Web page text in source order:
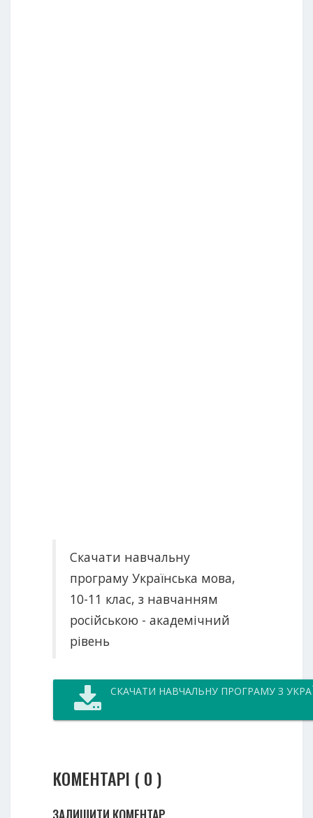
Скачати навчальну
програму Українська мова,
10-11 клас, з навчанням
російською - академічний
рівень
СКАЧАТИ НАВЧАЛЬНУ ПРОГРАМУ З
КОМЕНТАРІ ( 0 )